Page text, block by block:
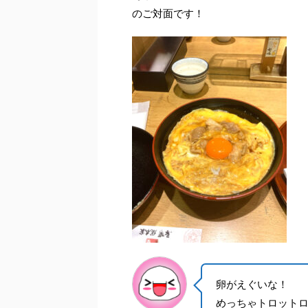
のご対面です！
卵がえぐいな！
めっちゃトロット